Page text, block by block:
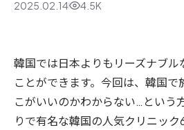
2025.02.14 4.5K
韓国では日本よりもリーズナブル
ことができます。今回は、韓国
こがいいのかわからない…という
りで有名な韓国の人気クリニック